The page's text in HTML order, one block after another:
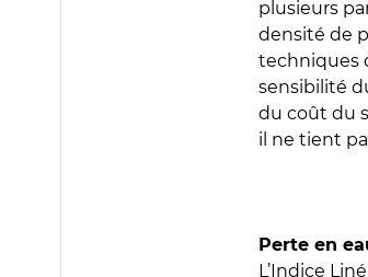
plusieurs
densité de
techniques
sensibilité
du coût du
il ne tient
Perte en
L’Indice